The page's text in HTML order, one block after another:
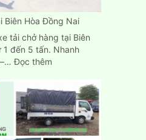
Biên Hòa Đồng Nai
tải chở hàng tại Biên
1 đến 5 tấn. Nhanh
–…Đọc thêm:
chở
hàng
tại
Biên